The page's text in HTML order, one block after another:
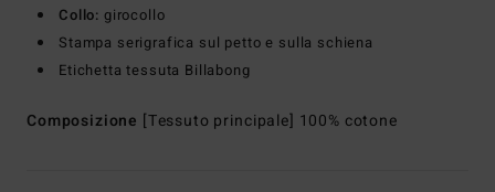
Collo: girocollo
Stampa serigrafica sul petto e sulla schiena
Etichetta tessuta Billabong
Composizione [Tessuto principale] 100% cotone